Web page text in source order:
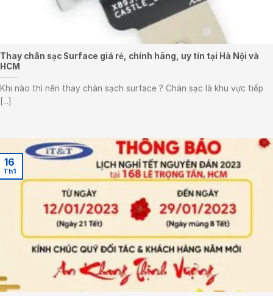
Thay chân sạc Surface giá rẻ, chính hãng, uy tín tại Hà Nội và
HCM
Khi nào thì nên thay chân sạch surface ? Chân sạc là khu vực tiếp
[...]
16
Th1